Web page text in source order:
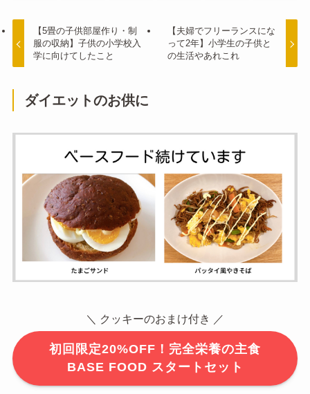
【5畳の子供部屋作り・制
服の収納】子供の小学校入
学に向けてしたこと
【夫婦でフリーランスにな
って2年】小学生の子供と
の生活やあれこれ
ダイエットのお供に
＼ クッキーのおまけ付き ／
初回限定20%OFF！完全栄養の主食
BASE FOOD スタートセット